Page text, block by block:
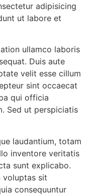
adipisicing
ut labore et
ullamco laboris
Duis aute
velit esse cillum
sint occaecat
qui officia
Sed ut perspiciatis
laudantium, totam
inventore veritatis
sunt explicabo.
voluptas sit
consequuntur